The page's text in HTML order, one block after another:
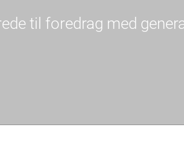
til foredrag med